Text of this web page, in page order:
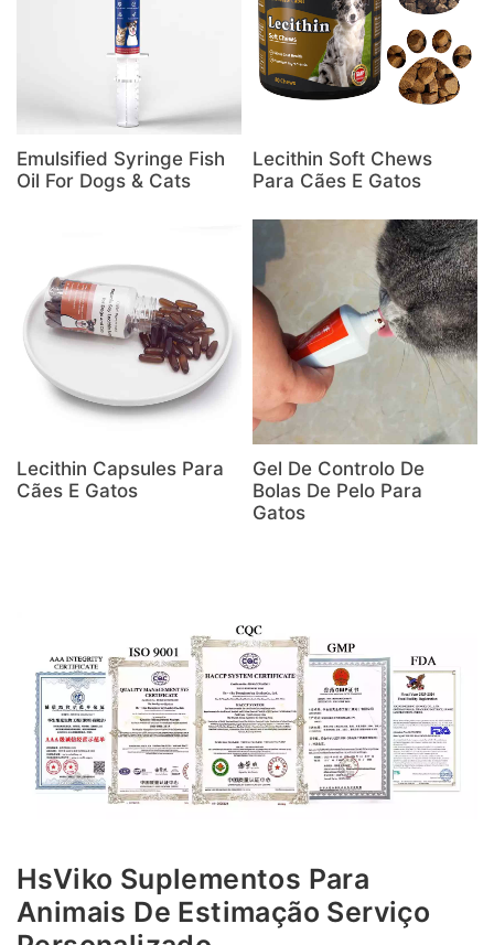
Emulsified Syringe Fish
Oil For Dogs & Cats
Lecithin Soft Chews
Para Cães E Gatos
Lecithin Capsules Para
Cães E Gatos
Gel De Controlo De
Bolas De Pelo Para
Gatos
HsViko Suplementos Para
Animais De Estimação Serviço